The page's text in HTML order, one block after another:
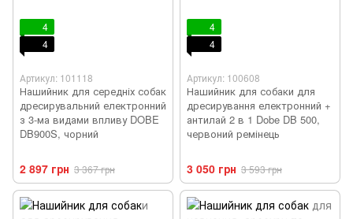
4
4
Артикул: 101118
Нашийник для середніх собак
дресирувальний електронний
з 3-ма видами впливу DOBE
DB900S, чорний
2 897 грн 3 367 грн
4
4
Артикул: 100608
Нашийник для собаки для
дресирування електронний +
антилай 2 в 1 Dobe DB 500,
червоний ремінець
3 050 грн 3 593 грн